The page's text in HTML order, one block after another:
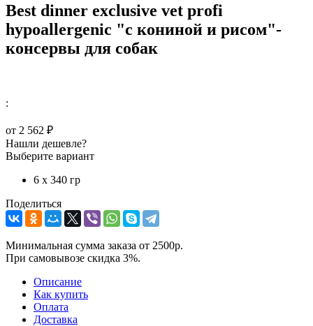
Best dinner exclusive vet profi
hypoallergenic "с кониной и рисом"-
консервы для собак
:
от 2 562 ₽
Нашли дешевле?
Выберите вариант
6 х 340 гр
Поделиться
Минимальная сумма заказа от 2500р.
При самовывозе скидка 3%.
Описание
Как купить
Оплата
Доставка